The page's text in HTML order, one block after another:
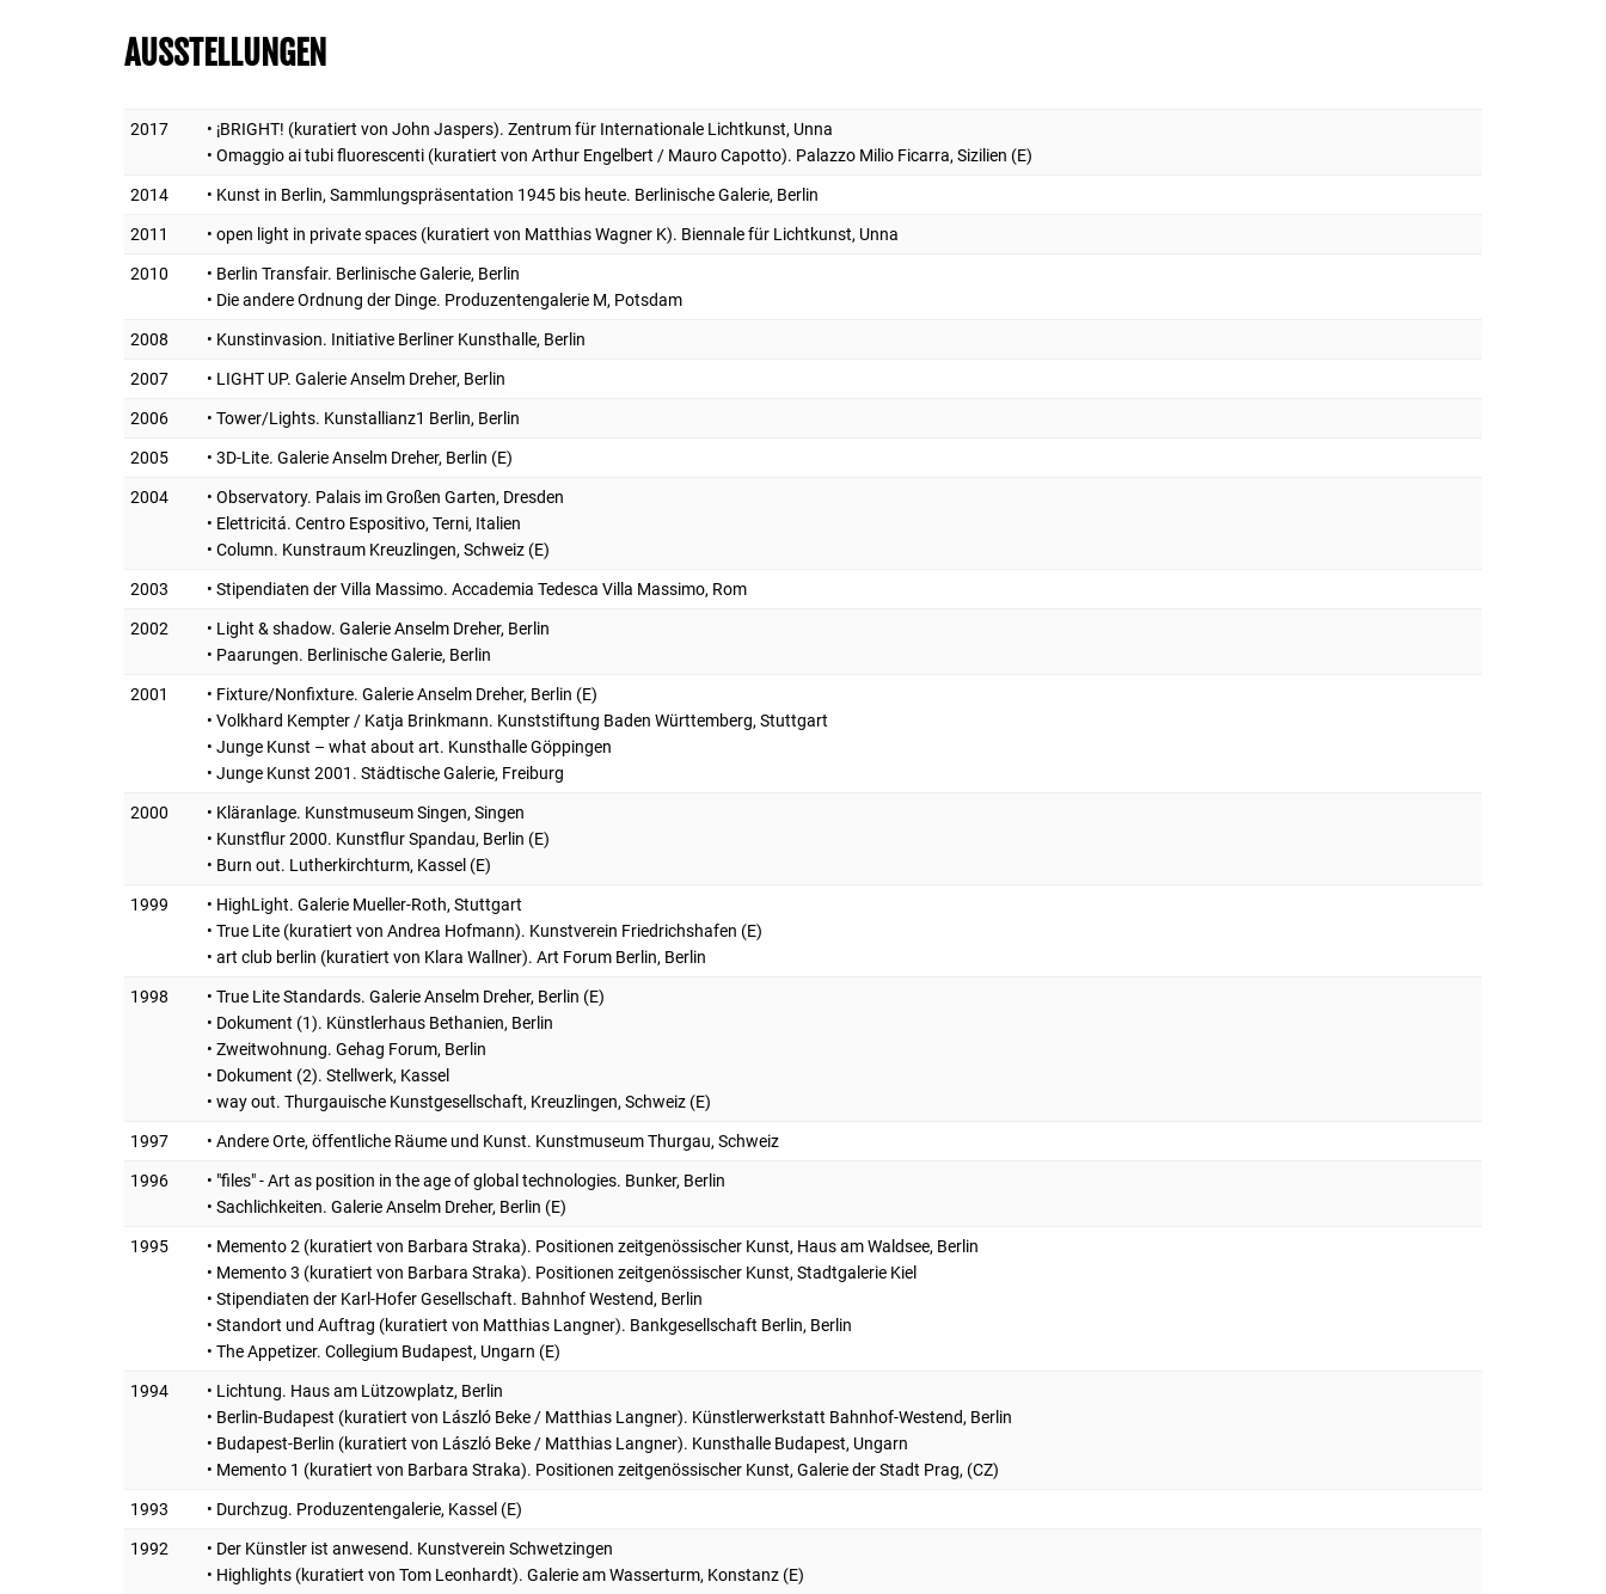
AUSSTELLUNGEN
2017
• ¡BRIGHT! (kuratiert von John Jaspers). Zentrum für Internationale Lichtkunst, Unna
• Omaggio ai tubi fluorescenti (kuratiert von Arthur Engelbert / Mauro Capotto). Palazzo Milio Ficarra, Sizilien (E)
2014 • Kunst in Berlin, Sammlungspräsentation 1945 bis heute. Berlinische Galerie, Berlin
2011 • open light in private spaces (kuratiert von Matthias Wagner K). Biennale für Lichtkunst, Unna
2010
• Berlin Transfair. Berlinische Galerie, Berlin
• Die andere Ordnung der Dinge. Produzentengalerie M, Potsdam
2008 • Kunstinvasion. Initiative Berliner Kunsthalle, Berlin
2007 • LIGHT UP. Galerie Anselm Dreher, Berlin
2006 • Tower/Lights. Kunstallianz1 Berlin, Berlin
2005 • 3D-Lite. Galerie Anselm Dreher, Berlin (E)
2004
• Observatory. Palais im Großen Garten, Dresden
• Elettricitá. Centro Espositivo, Terni, Italien
• Column. Kunstraum Kreuzlingen, Schweiz (E)
2003 • Stipendiaten der Villa Massimo. Accademia Tedesca Villa Massimo, Rom
2002
• Light & shadow. Galerie Anselm Dreher, Berlin
• Paarungen. Berlinische Galerie, Berlin
2001
• Fixture/Nonfixture. Galerie Anselm Dreher, Berlin (E)
• Volkhard Kempter / Katja Brinkmann. Kunststiftung Baden Württemberg, Stuttgart
• Junge Kunst – what about art. Kunsthalle Göppingen
• Junge Kunst 2001. Städtische Galerie, Freiburg
2000
• Kläranlage. Kunstmuseum Singen, Singen
• Kunstflur 2000. Kunstflur Spandau, Berlin (E)
• Burn out. Lutherkirchturm, Kassel (E)
1999
• HighLight. Galerie Mueller-Roth, Stuttgart
• True Lite (kuratiert von Andrea Hofmann). Kunstverein Friedrichshafen (E)
• art club berlin (kuratiert von Klara Wallner). Art Forum Berlin, Berlin
1998
• True Lite Standards. Galerie Anselm Dreher, Berlin (E)
• Dokument (1). Künstlerhaus Bethanien, Berlin
• Zweitwohnung. Gehag Forum, Berlin
• Dokument (2). Stellwerk, Kassel
• way out. Thurgauische Kunstgesellschaft, Kreuzlingen, Schweiz (E)
1997 • Andere Orte, öffentliche Räume und Kunst. Kunstmuseum Thurgau, Schweiz
1996
• "files" - Art as position in the age of global technologies. Bunker, Berlin
• Sachlichkeiten. Galerie Anselm Dreher, Berlin (E)
1995
• Memento 2 (kuratiert von Barbara Straka). Positionen zeitgenössischer Kunst, Haus am Waldsee, Berlin
• Memento 3 (kuratiert von Barbara Straka). Positionen zeitgenössischer Kunst, Stadtgalerie Kiel
• Stipendiaten der Karl-Hofer Gesellschaft. Bahnhof Westend, Berlin
• Standort und Auftrag (kuratiert von Matthias Langner). Bankgesellschaft Berlin, Berlin
• The Appetizer. Collegium Budapest, Ungarn (E)
1994
• Lichtung. Haus am Lützowplatz, Berlin
• Berlin-Budapest (kuratiert von László Beke / Matthias Langner). Künstlerwerkstatt Bahnhof-Westend, Berlin
• Budapest-Berlin (kuratiert von László Beke / Matthias Langner). Kunsthalle Budapest, Ungarn
• Memento 1 (kuratiert von Barbara Straka). Positionen zeitgenössischer Kunst, Galerie der Stadt Prag, (CZ)
1993 • Durchzug. Produzentengalerie, Kassel (E)
1992
• Der Künstler ist anwesend. Kunstverein Schwetzingen
• Highlights (kuratiert von Tom Leonhardt). Galerie am Wasserturm, Konstanz (E)